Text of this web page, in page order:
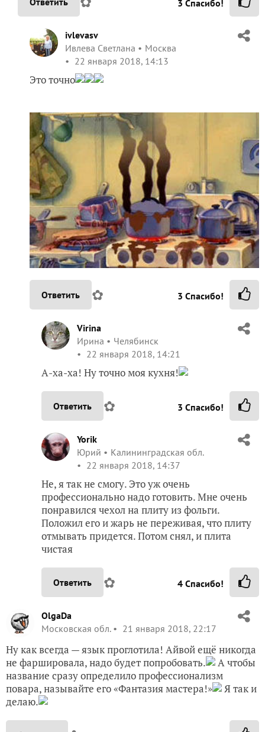
3 Спасибо!
ivlevasv
Ивлева Светлана
Москва
22 января 2018, 14:13
Это точно
Ответить ✿ 3 Спасибо!
Virina
Ирина
Челябинск
22 января 2018, 14:21
А-ха-ха! Ну точно моя кухня!
Ответить ✿ 3 Спасибо!
Yorik
Юрий
Калининградская обл.
22 января 2018, 14:37
Не, я так не смогу. Это уж очень
профессионально надо готовить. Мне очень
понравился чехол на плиту из фольги.
Положил его и жарь не переживая, что плиту
отмывать придется. Потом снял, и плита
чистая
Ответить ✿ 4 Спасибо!
OlgaDa
Московская обл.
21 января 2018, 22:17
Ну как всегда — язык проглотила! Айвой ещё никогда
не фаршировала, надо будет попробовать.
А чтобы
название сразу определило профессионализм
повара, называйте его «Фантазия мастера!»
Я так и
делаю.